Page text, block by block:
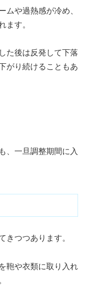
ムや過熱感が冷め、
ます。
た後は反発して下落
がり続けることもあ
、一旦調整期間に入
きつつあります。
鞄や衣類に取り入れ